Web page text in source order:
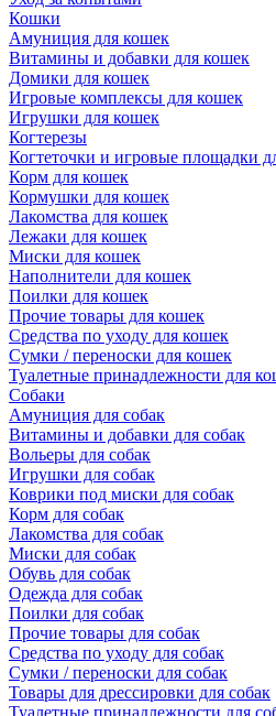
Кошки
Амуниция для кошек
Витамины и добавки для кошек
Домики для кошек
Игровые комплексы для кошек
Игрушки для кошек
Когтерезы
Когтеточки и игровые площадки
Корм для кошек
Кормушки для кошек
Лакомства для кошек
Лежаки для кошек
Миски для кошек
Наполнители для кошек
Поилки для кошек
Прочие товары для кошек
Средства по уходу для кошек
Сумки / переноски для кошек
Туалетные принадлежности для
Собаки
Амуниция для собак
Витамины и добавки для собак
Вольеры для собак
Игрушки для собак
Коврики под миски для собак
Корм для собак
Лакомства для собак
Миски для собак
Обувь для собак
Одежда для собак
Поилки для собак
Прочие товары для собак
Средства по уходу для собак
Сумки / переноски для собак
Товары для дрессировки для собак
Туалетные принадлежности для